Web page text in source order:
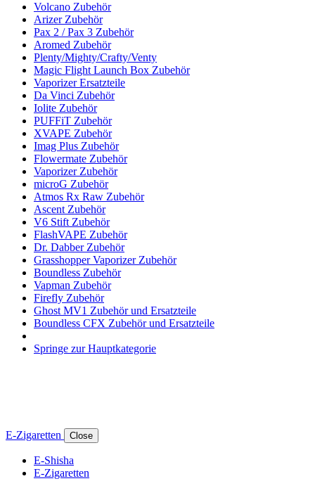
Volcano Zubehör
Arizer Zubehör
Pax 2 / Pax 3 Zubehör
Aromed Zubehör
Plenty/Mighty/Crafty/Venty
Magic Flight Launch Box Zubehör
Vaporizer Ersatzteile
Da Vinci Zubehör
Iolite Zubehör
PUFFiT Zubehör
XVAPE Zubehör
Imag Plus Zubehör
Flowermate Zubehör
Vaporizer Zubehör
microG Zubehör
Atmos Rx Raw Zubehör
Ascent Zubehör
V6 Stift Zubehör
FlashVAPE Zubehör
Dr. Dabber Zubehör
Grasshopper Vaporizer Zubehör
Boundless Zubehör
Vapman Zubehör
Firefly Zubehör
Ghost MV1 Zubehör und Ersatzteile
Boundless CFX Zubehör und Ersatzteile
Springe zur Hauptkategorie
E-Zigaretten Close
E-Shisha
E-Zigaretten